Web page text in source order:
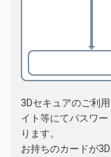
3Dセキュアのご利
イト等にてパスワ
ります。
お持ちのカードが